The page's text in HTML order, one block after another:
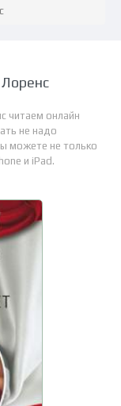
читаем онлайн
не надо
можете не только
и iPad.